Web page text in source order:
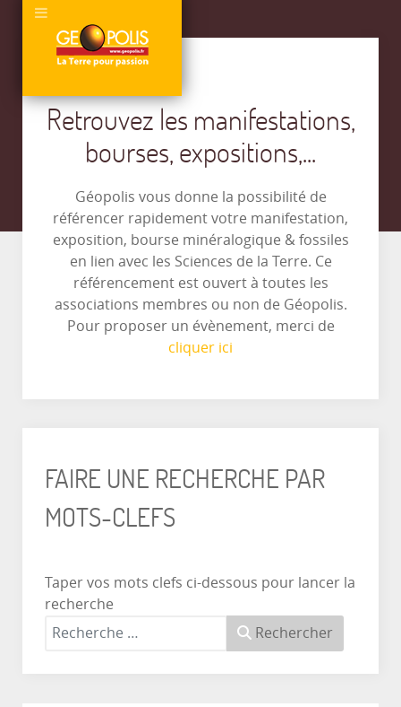
Retrouvez les manifestations,
bourses, expositions,...
Géopolis vous donne la possibilité de
référencer rapidement votre manifestation,
exposition, bourse minéralogique & fossiles
en lien avec les Sciences de la Terre. Ce
référencement est ouvert à toutes les
associations membres ou non de Géopolis.
Pour proposer un évènement, merci de
cliquer ici
FAIRE UNE RECHERCHE PAR
MOTS-CLEFS
Taper vos mots clefs ci-dessous pour lancer la
recherche
Rechercher